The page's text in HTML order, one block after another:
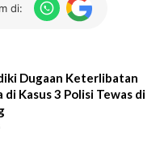
di:
Dugaan Keterlibatan
Kasus 3 Polisi Tewas di